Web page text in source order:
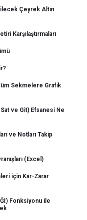
Çeyrek Altın
Karşılaştırmaları
Sekmelere Grafik
ve Git) Efsanesi Ne
ve Notları Takip
(Excel)
için Kar-Zarar
Fonksiyonu ile